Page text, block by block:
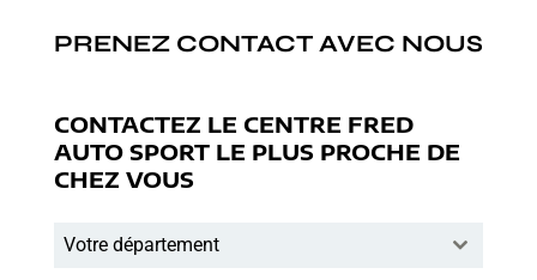
PRENEZ CONTACT AVEC NOUS
CONTACTEZ LE CENTRE FRED
AUTO SPORT LE PLUS PROCHE DE
CHEZ VOUS
Votre département